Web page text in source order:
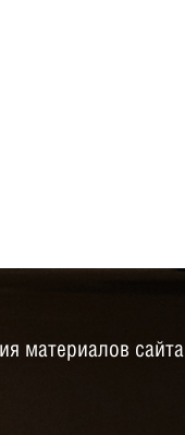
материалов сайта